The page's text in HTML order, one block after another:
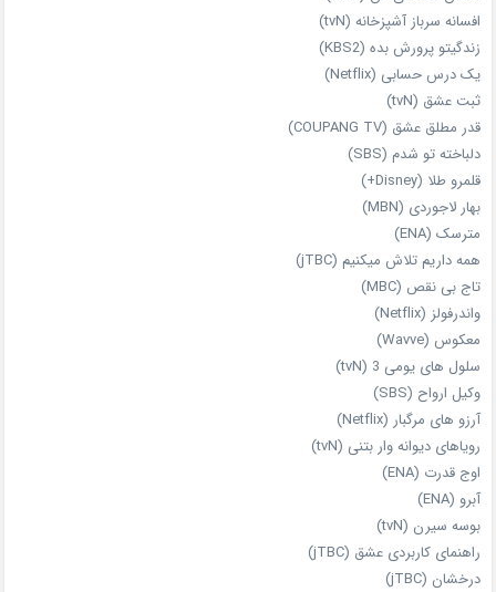
افسانه سرباز آشپزخانه (tvN)
زندگیتو پرورش بده (KBS2)
یک درس حسابی (Netflix)
ثبت عشق (tvN)
قدر مطلق عشق (COUPANG TV)
دلباخته تو شدم (SBS)
قلمرو طلا (Disney+)
بهار لاجوردی (MBN)
مترسک (ENA)
همه داریم تلاش میکنیم (jTBC)
تاج بی‌ نقص (MBC)
واندرفولز (Netflix)
معکوس (Wavve)
سلول های یومی 3 (tvN)
وکیل ارواح (SBS)
آرزو های مرگبار (Netflix)
رویاهای دیوانه‌ وار بتنی (tvN)
اوج قدرت (ENA)
آبرو (ENA)
بوسه سیرن (tvN)
راهنمای کاربردی عشق (jTBC)
درخشان (jTBC)